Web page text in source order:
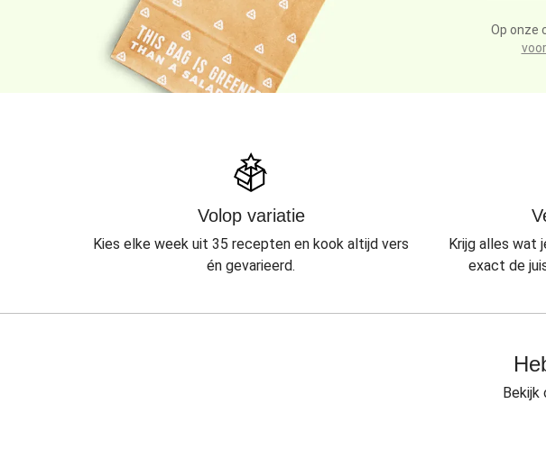
Op onze
Volop variatie
Kies elke week uit 35 recepten en kook altijd vers
én gevarieerd.
Krijg alles wat
exact de
Bekijk